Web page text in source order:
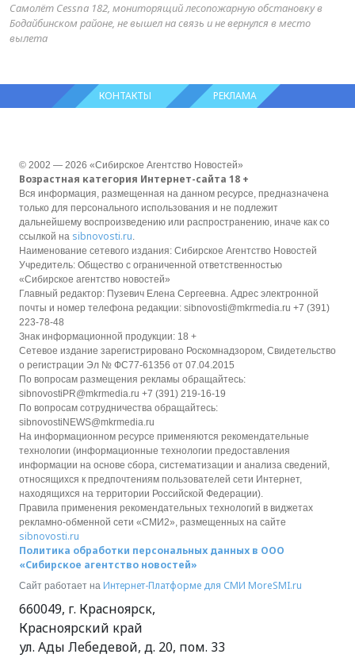
Самолёт Cessna 182, мониторящий лесопожарную обстановку в
Бодайбинском районе, не вышел на связь и не вернулся в место
вылета
КОНТАКТЫ РЕКЛАМА
© 2002 — 2026 «Сибирское Агентство Новостей»
Возрастная категория Интернет-сайта 18 +
Вся информация, размещенная на данном ресурсе, предназначена
только для персонального использования и не подлежит
дальнейшему воспроизведению или распространению, иначе как со
ссылкой на sibnovosti.ru.
Наименование сетевого издания: Сибирское Агентство Новостей
Учредитель: Общество с ограниченной ответственностью
«Сибирское агентство новостей»
Главный редактор: Пузевич Елена Сергеевна. Адрес электронной
почты и номер телефона редакции: sibnovosti@mkrmedia.ru +7 (391)
223-78-48
Знак информационной продукции: 18 +
Сетевое издание зарегистрировано Роскомнадзором, Свидетельство
о регистрации Эл № ФС77-61356 от 07.04.2015
По вопросам размещения рекламы обращайтесь:
sibnovostiPR@mkrmedia.ru +7 (391) 219-16-19
По вопросам сотрудничества обращайтесь:
sibnovostiNEWS@mkrmedia.ru
На информационном ресурсе применяются рекомендательные
технологии (информационные технологии предоставления
информации на основе сбора, систематизации и анализа сведений,
относящихся к предпочтениям пользователей сети Интернет,
находящихся на территории Российской Федерации).
Правила применения рекомендательных технологий в виджетах
рекламно-обменной сети «СМИ2», размещенных на сайте
sibnovosti.ru
Политика обработки персональных данных в ООО
«Сибирское агентство новостей»
Сайт работает на Интернет-Платформе для СМИ MoreSMI.ru
660049, г. Красноярск,
Красноярский край
ул. Ады Лебедевой, д. 20, пом. 33